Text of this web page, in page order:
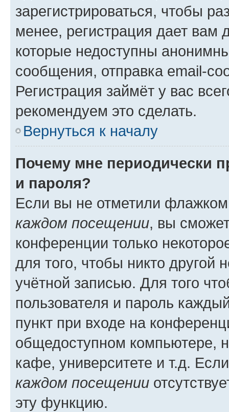
зарегистрироваться, чтобы
менее, регистрация дает вам
которые недоступны
сообщения, отправка email-
Регистрация займёт у вас
рекомендуем это сделать.
Вернуться к началу
Почему мне периодически
и пароля?
Если вы не отметили
каждом посещении, вы
конференции только
для того, чтобы никто другой
учётной записью. Для того
пользователя и пароль
пункт при входе на
общедоступном компьютере,
кафе, университете и т.д.
каждом посещении
эту функцию.